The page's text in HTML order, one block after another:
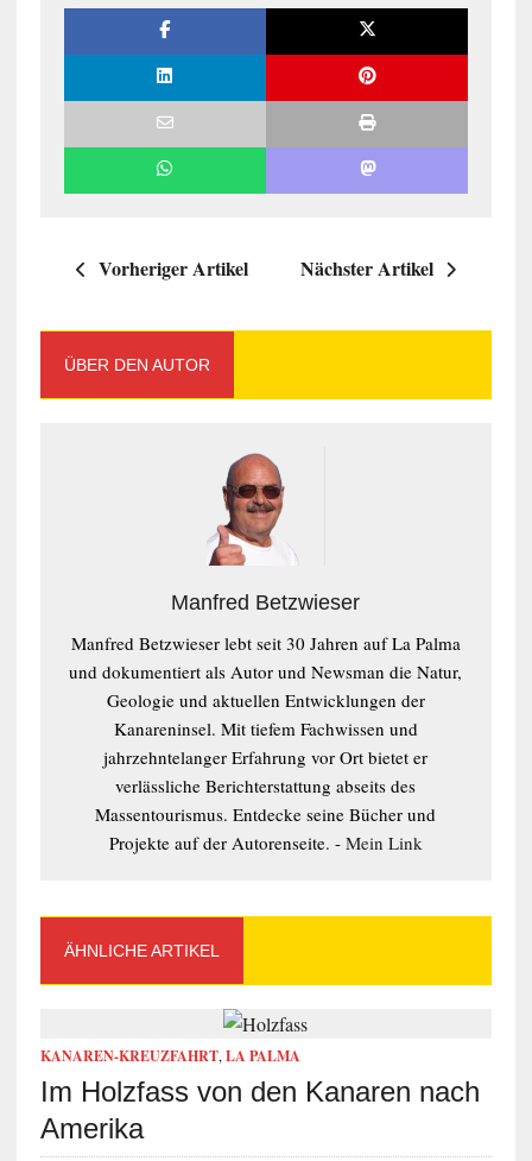
Vorheriger Artikel Nächster Artikel
ÜBER DEN AUTOR
Manfred Betzwieser
Manfred Betzwieser lebt seit 30 Jahren auf La Palma
und dokumentiert als Autor und Newsman die Natur,
Geologie und aktuellen Entwicklungen der
Kanareninsel. Mit tiefem Fachwissen und
jahrzehntelanger Erfahrung vor Ort bietet er
verlässliche Berichterstattung abseits des
Massentourismus. Entdecke seine Bücher und
Projekte auf der Autorenseite. - Mein Link
ÄHNLICHE ARTIKEL
KANAREN-KREUZFAHRT,LA PALMA
Im Holzfass von den Kanaren nach
Amerika